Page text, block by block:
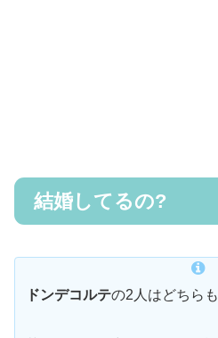
結婚してるの?
ドンデコルテの2人はどちらも